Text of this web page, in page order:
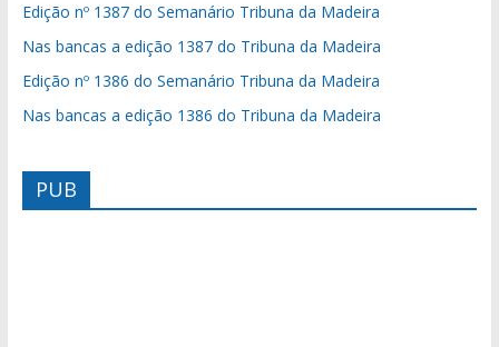
Edição nº 1387 do Semanário Tribuna da Madeira
Nas bancas a edição 1387 do Tribuna da Madeira
Edição nº 1386 do Semanário Tribuna da Madeira
Nas bancas a edição 1386 do Tribuna da Madeira
PUB